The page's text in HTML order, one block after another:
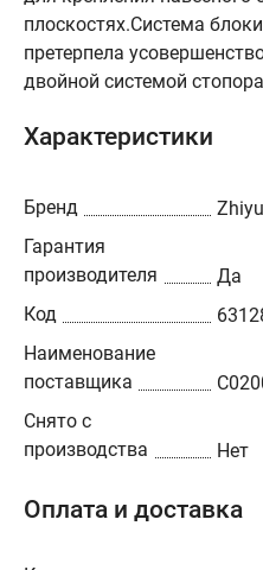
плоскостях.Система
претерпела
двойной системой
Характеристики
Бренд
Гарантия
производителя
Да
Код
Наименование
поставщика
Снято с
производства
Нет
Оплата и доставка